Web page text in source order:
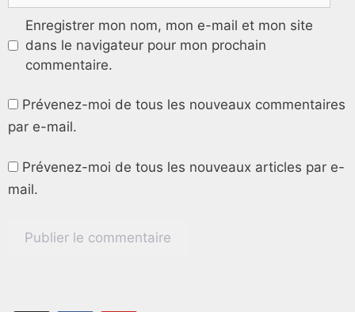
Enregistrer mon nom, mon e-mail et mon site
dans le navigateur pour mon prochain
commentaire.
Prévenez-moi de tous les nouveaux commentaires
par e-mail.
Prévenez-moi de tous les nouveaux articles par e-
mail.